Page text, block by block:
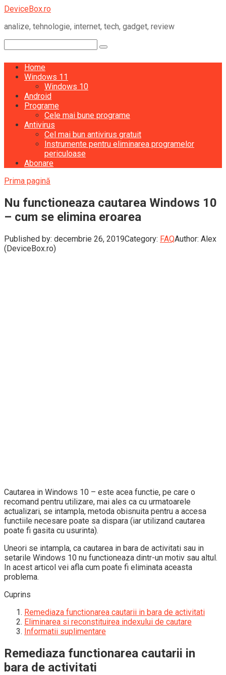
Skip
content
DeviceBox.ro
analize, tehnologie, internet, tech, gadget, review
Home
Windows 11
Windows 10
Android
Programe
Cele mai bune programe
Antivirus
Cel mai bun antivirus gratuit
Instrumente pentru eliminarea programelor
periculoase
Abonare
Prima pagină
Nu functioneaza cautarea Windows 10
– cum se elimina eroarea
Published by: decembrie 26, 2019Category: FAQAuthor: Alex
(DeviceBox.ro)
Cautarea in Windows 10 – este acea functie, pe care o
recomand pentru utilizare, mai ales ca cu urmatoarele
actualizari, se intampla, metoda obisnuita pentru a accesa
functiile necesare poate sa dispara (iar utilizand cautarea
poate fi gasita cu usurinta).
Uneori se intampla, ca cautarea in bara de activitati sau in
setarile Windows 10 nu functioneaza dintr-un motiv sau altul.
In acest articol vei afla cum poate fi eliminata aceasta
problema.
Cuprins
Remediaza functionarea cautarii in bara de activitati
Eliminarea si reconstituirea indexului de cautare
Informatii suplimentare
Remediaza functionarea cautarii in
bara de activitati